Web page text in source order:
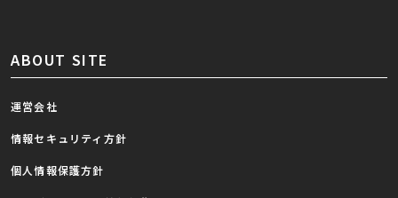
ABOUT SITE
運営会社
情報セキュリティ方針
個人情報保護方針